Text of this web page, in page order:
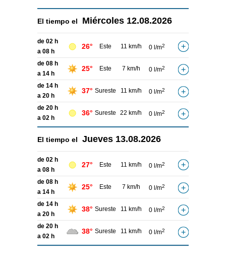
El tiempo el Miércoles 12.08.2026
de 02 h
a 08 h
26° Este 11 km/h 0 l/m2
de 08 h
a 14 h
25° Este 7 km/h 0 l/m2
de 14 h
a 20 h
37° Sureste 11 km/h 0 l/m2
de 20 h
a 02 h
36° Sureste 22 km/h 0 l/m2
El tiempo el Jueves 13.08.2026
de 02 h
a 08 h
27° Este 11 km/h 0 l/m2
de 08 h
a 14 h
25° Este 7 km/h 0 l/m2
de 14 h
a 20 h
38° Sureste 11 km/h 0 l/m2
de 20 h
a 02 h
38° Sureste 11 km/h 0 l/m2